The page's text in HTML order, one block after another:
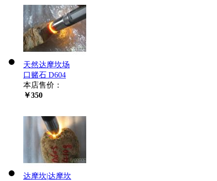
天然达摩坎场
口赌石 D604
本店售价：
￥350
达摩坎|达摩坎